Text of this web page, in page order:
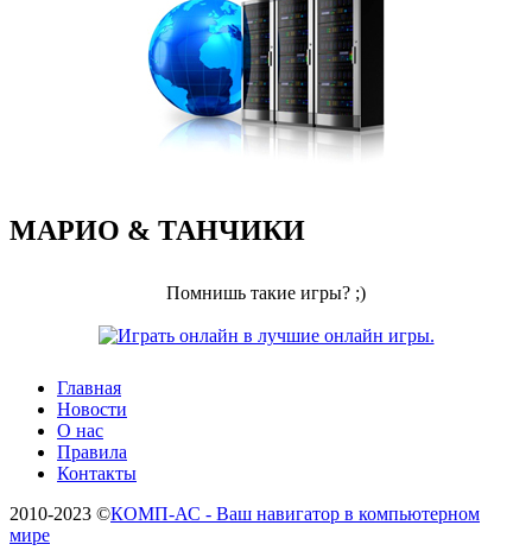
МАРИО & ТАНЧИКИ
Помнишь такие игры? ;)
Главная
Новости
О нас
Правила
Контакты
2010-2023 ©КОМП-АС - Ваш навигатор в компьютерном
мире